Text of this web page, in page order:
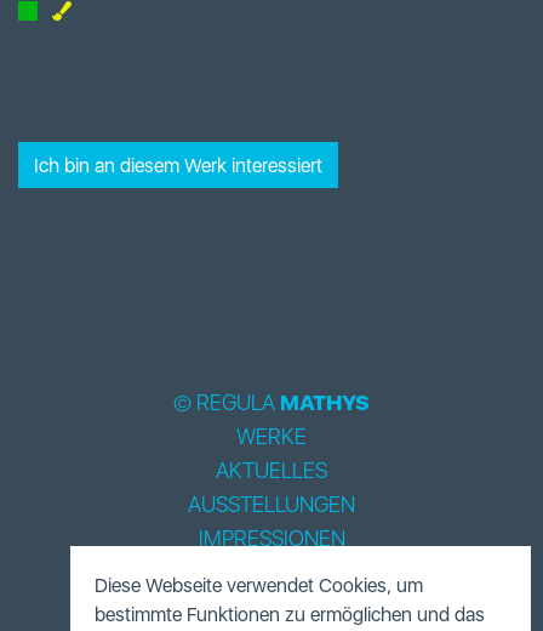
Ich bin an diesem Werk interessiert
© REGULA MATHYS
WERKE
AKTUELLES
AUSSTELLUNGEN
IMPRESSIONEN
BIOGRAPHIE
LITERATUR
Diese Webseite verwendet Cookies, um
bestimmte Funktionen zu ermöglichen und das